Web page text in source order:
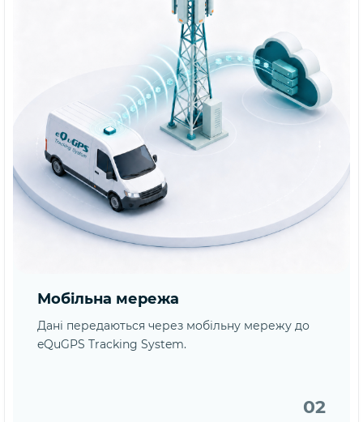
Мобільна мережа
Дані передаються через мобільну мережу до
eQuGPS Tracking System.
02